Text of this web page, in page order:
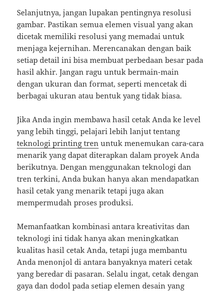
Selanjutnya, jangan lupakan pentingnya resolusi
gambar. Pastikan semua elemen visual yang akan
dicetak memiliki resolusi yang memadai untuk
menjaga kejernihan. Merencanakan dengan baik
setiap detail ini bisa membuat perbedaan besar pada
hasil akhir. Jangan ragu untuk bermain-main
dengan ukuran dan format, seperti mencetak di
berbagai ukuran atau bentuk yang tidak biasa.
Jika Anda ingin membawa hasil cetak Anda ke level
yang lebih tinggi, pelajari lebih lanjut tentang
teknologi printing tren untuk menemukan cara-cara
menarik yang dapat diterapkan dalam proyek Anda
berikutnya. Dengan menggunakan teknologi dan
tren terkini, Anda bukan hanya akan mendapatkan
hasil cetak yang menarik tetapi juga akan
mempermudah proses produksi.
Memanfaatkan kombinasi antara kreativitas dan
teknologi ini tidak hanya akan meningkatkan
kualitas hasil cetak Anda, tetapi juga membantu
Anda menonjol di antara banyaknya materi cetak
yang beredar di pasaran. Selalu ingat, cetak dengan
gaya dan dodol pada setiap elemen desain yang